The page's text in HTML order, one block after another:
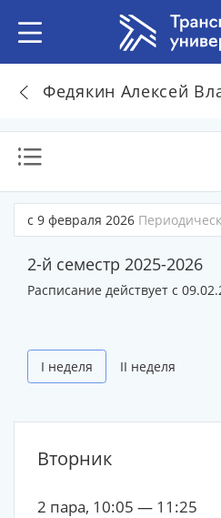
Федякин Алексей
с 9 февраля 2026
2-й семестр 2025-2026
Расписание действует с
I неделя II неделя
Вторник
2 пара, 10:05 — 11:25